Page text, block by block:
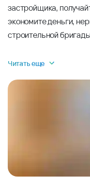
застройщика,
экономите деньги,
строительной
Читать еще